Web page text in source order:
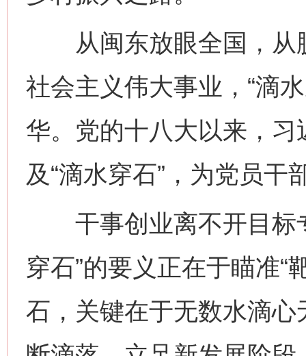
从闽东放眼全国，从
社会主义伟大事业，“滴
华。党的十八大以来，
及“滴水穿石”，为党员
干事创业离不开目标
穿石”的要义正在于瞄准“
石，关键在于无数水滴